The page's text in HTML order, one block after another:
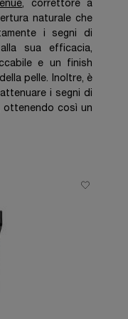
, correttore a
naturale che
i segni di
sua efficacia,
e un finish
pelle. Inoltre, è
i segni di
ottenendo così un